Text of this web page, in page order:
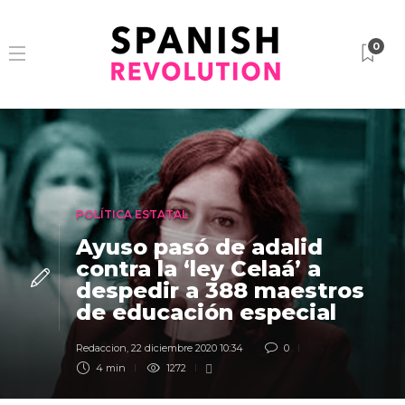
0
POLÍTICA ESTATAL
Ayuso pasó de adalid
contra la ‘ley Celaá’ a
despedir a 388 maestros
de educación especial
Redaccion, 22 diciembre 2020 10:34
0
4 min
1272